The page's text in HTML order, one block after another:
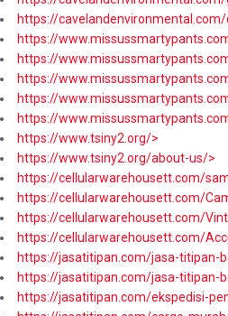
https://
https://
https://
https://
https://
https://
https://www.tsiny2.org/>
https://www.tsiny2.org/about-us/>
https://cellularwarehousett.com/
https://cellularwarehousett.com/
https://cellularwarehousett.com/
https://cellularwarehousett.com/
https://jasatitipan.com/jasa-titipan-
https://jasatitipan.com/jasa-titipan-
https://jasatitipan.com/ekspedisi-